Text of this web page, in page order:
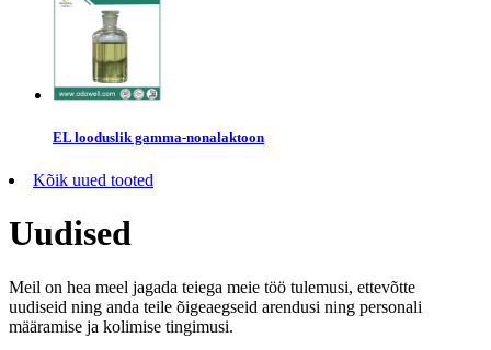
EL looduslik gamma-nonalaktoon
Kõik uued tooted
Uudised
Meil on hea meel jagada teiega meie töö tulemusi, ettevõtte
uudiseid ning anda teile õigeaegseid arendusi ning personali
määramise ja kolimise tingimusi.